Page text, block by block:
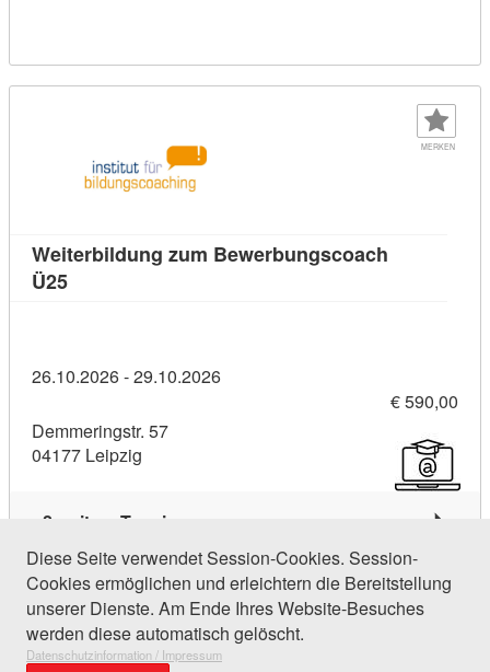
MERKEN
Weiterbildung zum Bewerbungscoach
Ü25Kursdetail: Weiterbildung zum Bewerbungscoach
26.10.2026 - 29.10.2026
€ 590,00
Demmeringstr. 57
04177 Leipzig
2 weitere Termine
48 Einträge gefunden (1 von 3)
Diese Seite verwendet Session-Cookies. Session-
Cookies ermöglichen und erleichtern die Bereitstellung
unserer Dienste. Am Ende Ihres Website-Besuches
werden diese automatisch gelöscht.
Datenschutzinformation / Impressum